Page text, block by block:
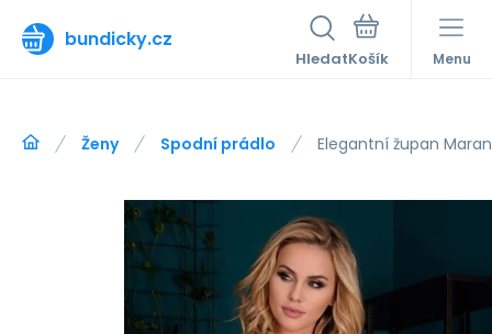
bundicky.cz
Hledat Menu
Ženy Spodní prádlo Elegantní župan